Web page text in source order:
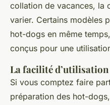
collation de vacances, la
varier. Certains modèles
hot-dogs en même
conçus pour une
La facilité d’utilisation
Si vous comptez faire
préparation des hot-